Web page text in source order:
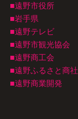
■遠野市役所
■岩手県
■遠野テレビ
■遠野市観光協会
■遠野商工会
■遠野ふるさと商社
■遠野商業開発